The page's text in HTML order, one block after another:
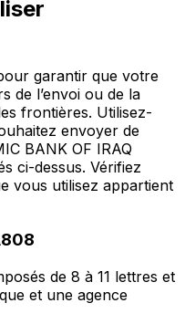
garantir que votre
de l’envoi ou de la
frontières. Utilisez-
envoyer de
BANK OF IRAQ
ci-dessus. Vérifiez
vous utilisez appartient
de 8 à 11 lettres et
et une agence